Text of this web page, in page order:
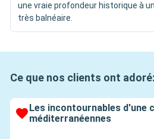
une vraie profondeur historique à
très balnéaire.
Ce que nos clients ont adoré:
Les incontournables d'une
méditerranéennes